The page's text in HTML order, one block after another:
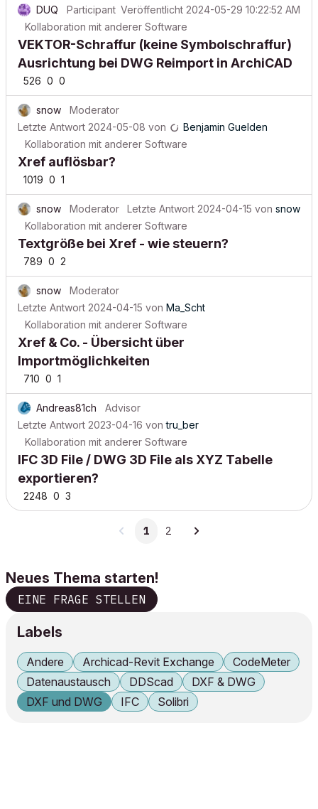
DUQ Participant Veröffentlicht 2024-05-29 10:22:52 AM
Kollaboration mit anderer Software
VEKTOR-Schraffur (keine Symbolschraffur)
Ausrichtung bei DWG Reimport in ArchiCAD
526 0 0
snow
Moderator
Letzte Antwort 2024-05-08 von
Benjamin Guelden
Kollaboration mit anderer Software
Xref auflösbar?
1019 0 1
snow Moderator Letzte Antwort 2024-04-15 von snow
Kollaboration mit anderer Software
Textgröße bei Xref - wie steuern?
789 0 2
snow
Moderator
Letzte Antwort 2024-04-15 von Ma_Scht
Kollaboration mit anderer Software
Xref & Co. - Übersicht über
Importmöglichkeiten
710 0 1
Andreas81ch
Advisor
Letzte Antwort 2023-04-16 vontru_ber
Kollaboration mit anderer Software
IFC 3D File / DWG 3D File als XYZ Tabelle
exportieren?
2248 0 3
1 2
Neues Thema starten!
EINE FRAGE STELLEN
Labels
Andere Archicad-Revit Exchange
CodeMeter
Datenaustausch
DDScad
DXF & DWG
DXF und DWG
IFC Solibri